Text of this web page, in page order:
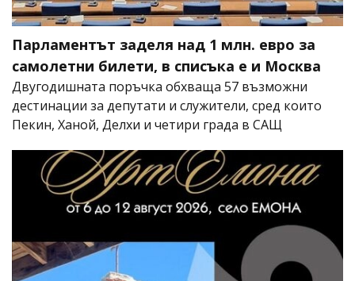
Парламентът заделя над 1 млн. евро за
самолетни билети, в списъка е и Москва
Двугодишната поръчка обхваща 57 възможни
дестинации за депутати и служители, сред които
Пекин, Ханой, Делхи и четири града в САЩ